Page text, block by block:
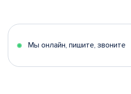
5
Мы онлайн, пишите, звоните